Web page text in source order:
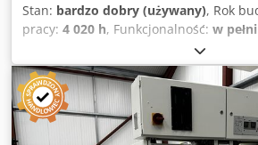
Stan: bardzo dobry (używany), Rok
pracy: 4 020 h, Funkcjonalność: w
WM Model: FC 780 IM2+ Rok produkcji:
pracy: ok. 4038 Termin dostawy:
formowanie, cięcie oraz (dolne)
Maksymalny rozmiar narzędzia: 780 x
tłoczenia: 130 / 130 mm Maksymalna
810 mm Maksymalna grubość